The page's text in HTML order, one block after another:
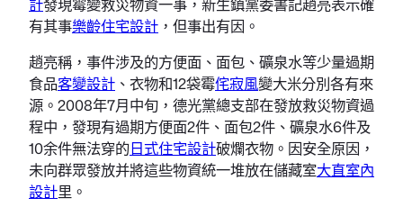
有其事樂齡住宅設計 ，但事出有因。
趙亮稱，事件涉及的方便面、面包、礦泉水等少量過期
食品客變設計 、衣物和12袋霉侘寂風變大米分別各有來
源。2008年7月中旬，德光黨總支部在發放救災物資過
程中，發現有過期方便面2件、面包2件、礦泉水6件及
10余件無法穿的日式住宅設計破爛衣物。因安全原因，
未向群眾發放并將這些物資統一堆放在儲藏室大直室內
設計里。